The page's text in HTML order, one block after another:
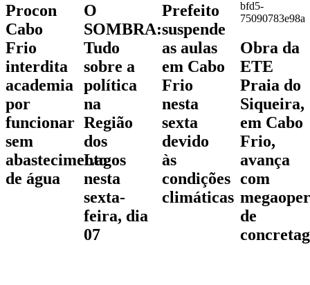
Procon
Cabo
Frio
interdita
academia
por
funcionar
sem
abastecimento
de água
O
SOMBRA:
Tudo
sobre a
política
na
Região
dos
Lagos
nesta
sexta-
feira, dia
07
Prefeito
suspende
as aulas
em Cabo
Frio
nesta
sexta
devido
às
condições
climáticas
Obra da
ETE
Praia do
Siqueira,
em Cabo
Frio,
avança
com
de